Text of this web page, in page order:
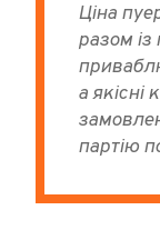
Ціна
разом
а
партію